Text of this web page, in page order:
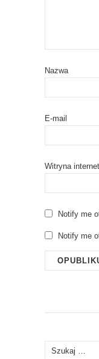
Nazwa
E-mail
Witryna
Notify me
Notify me
Szukaj: